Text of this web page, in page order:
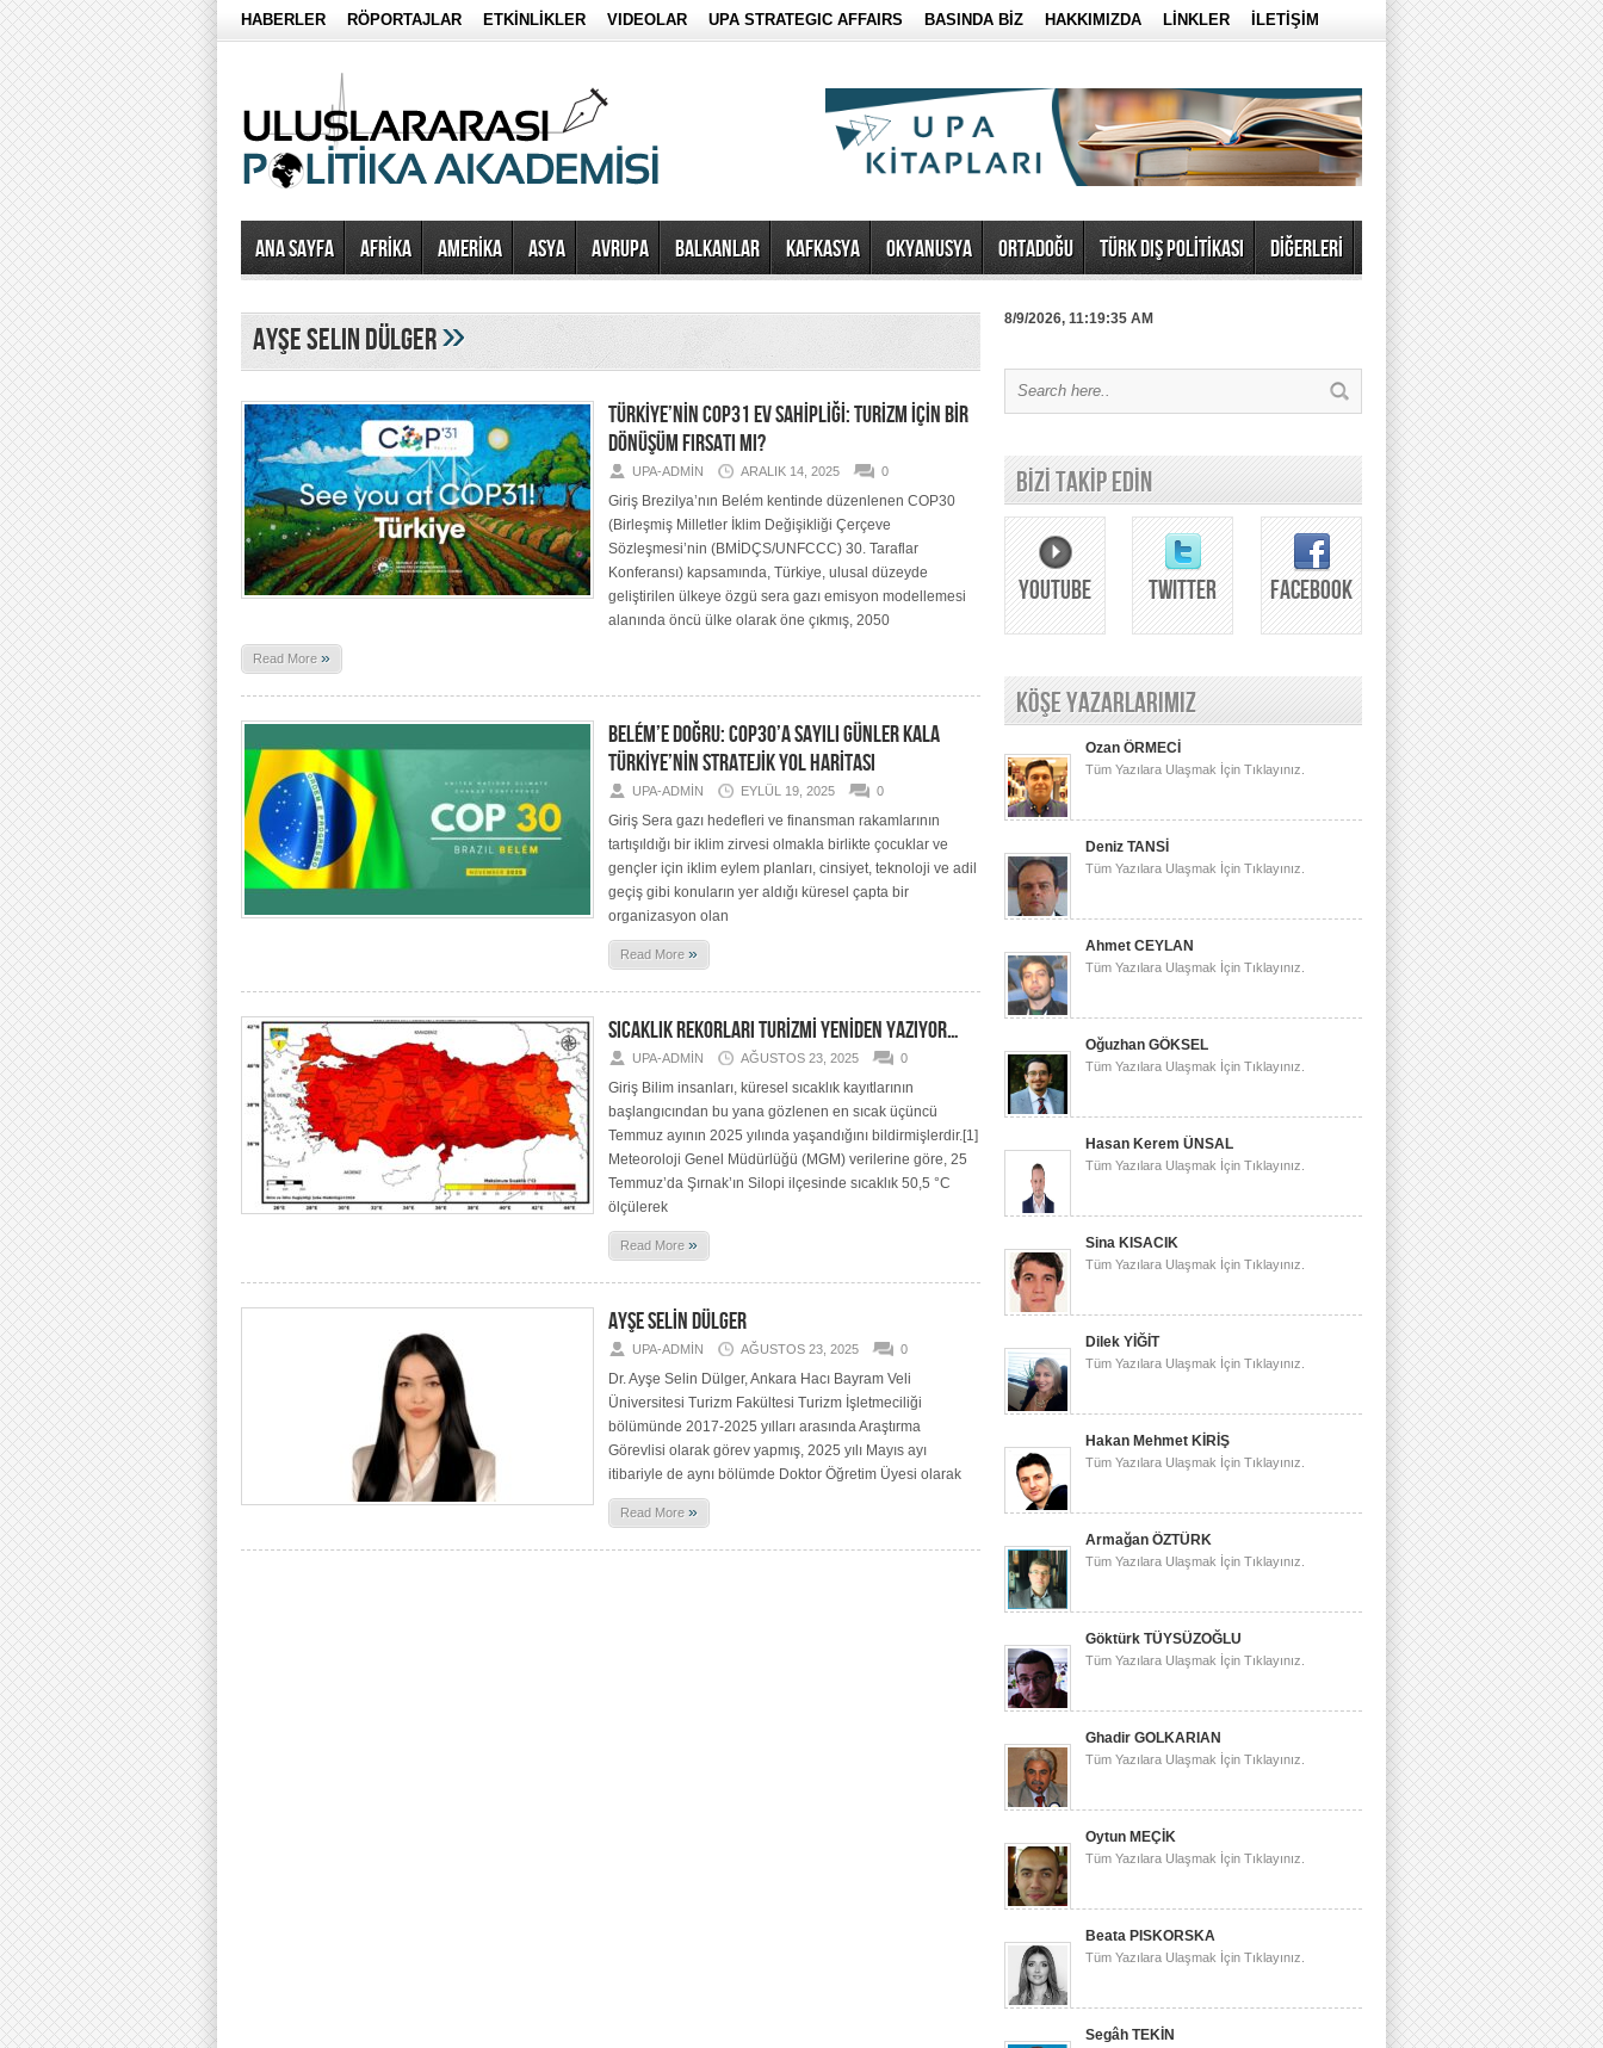
HABERLER RÖPORTAJLAR ETKİNLİKLER VIDEOLAR UPA STRATEGIC AFFAIRS BASINDA BİZ HAKKIMIZDA LİNKLER İLETİŞİM
Ana Sayfa AFRİKA AMERİKA ASYA AVRUPA BALKANLAR KAFKASYA OKYANUSYA ORTADOĞU TÜRK DIŞ POLİTİKASI DİĞERLERİ
Ayşe Selin Dülger»
TÜRKİYE’NİN COP31 EV SAHİPLİĞİ: TURİZM İÇİN BİR
DÖNÜŞÜM FIRSATI MI?
UPA-ADMIN ARALIK 14, 2025 0
Giriş Brezilya’nın Belém kentinde düzenlenen COP30
(Birleşmiş Milletler İklim Değişikliği Çerçeve
Sözleşmesi’nin (BMİDÇS/UNFCCC) 30. Taraflar
Konferansı) kapsamında, Türkiye, ulusal düzeyde
geliştirilen ülkeye özgü sera gazı emisyon modellemesi
alanında öncü ülke olarak öne çıkmış, 2050
Read More »
BELÉM’E DOĞRU: COP30’A SAYILI GÜNLER KALA
TÜRKİYE’NİN STRATEJİK YOL HARİTASI
UPA-ADMIN EYLÜL 19, 2025 0
Giriş Sera gazı hedefleri ve finansman rakamlarının
tartışıldığı bir iklim zirvesi olmakla birlikte çocuklar ve
gençler için iklim eylem planları, cinsiyet, teknoloji ve adil
geçiş gibi konuların yer aldığı küresel çapta bir
organizasyon olan
Read More »
SICAKLIK REKORLARI TURİZMİ YENİDEN YAZIYOR…
UPA-ADMIN AĞUSTOS 23, 2025 0
Giriş Bilim insanları, küresel sıcaklık kayıtlarının
başlangıcından bu yana gözlenen en sıcak üçüncü
Temmuz ayının 2025 yılında yaşandığını bildirmişlerdir.[1]
Meteoroloji Genel Müdürlüğü (MGM) verilerine göre, 25
Temmuz’da Şırnak’ın Silopi ilçesinde sıcaklık 50,5 °C
ölçülerek
Read More »
AYŞE SELİN DÜLGER
UPA-ADMIN AĞUSTOS 23, 2025 0
Dr. Ayşe Selin Dülger, Ankara Hacı Bayram Veli
Üniversitesi Turizm Fakültesi Turizm İşletmeciliği
bölümünde 2017-2025 yılları arasında Araştırma
Görevlisi olarak görev yapmış, 2025 yılı Mayıs ayı
itibariyle de aynı bölümde Doktor Öğretim Üyesi olarak
Read More »
8/9/2026, 11:19:35 AM
BİZİ TAKİP EDİN
YOUTUBE TWITTER FACEBOOK
KÖŞE YAZARLARIMIZ
Ozan ÖRMECİ
Tüm Yazılara Ulaşmak İçin Tıklayınız.
Deniz TANSİ
Tüm Yazılara Ulaşmak İçin Tıklayınız.
Ahmet CEYLAN
Tüm Yazılara Ulaşmak İçin Tıklayınız.
Oğuzhan GÖKSEL
Tüm Yazılara Ulaşmak İçin Tıklayınız.
Hasan Kerem ÜNSAL
Tüm Yazılara Ulaşmak İçin Tıklayınız.
Sina KISACIK
Tüm Yazılara Ulaşmak İçin Tıklayınız.
Dilek YİĞİT
Tüm Yazılara Ulaşmak İçin Tıklayınız.
Hakan Mehmet KİRİŞ
Tüm Yazılara Ulaşmak İçin Tıklayınız.
Armağan ÖZTÜRK
Tüm Yazılara Ulaşmak İçin Tıklayınız.
Göktürk TÜYSÜZOĞLU
Tüm Yazılara Ulaşmak İçin Tıklayınız.
Ghadir GOLKARIAN
Tüm Yazılara Ulaşmak İçin Tıklayınız.
Oytun MEÇİK
Tüm Yazılara Ulaşmak İçin Tıklayınız.
Beata PISKORSKA
Tüm Yazılara Ulaşmak İçin Tıklayınız.
Segâh TEKİN